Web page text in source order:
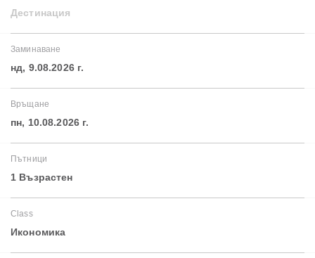
Дестинация
Заминаване
нд, 9.08.2026 г.
Връщане
пн, 10.08.2026 г.
Пътници
1 Възрастен
Class
Икономика